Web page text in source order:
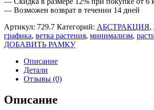
— Возможен возврат в течении 14 дней
Артикул: 729.7 Категорий: АБСТРАКЦИЯ,
графика, ветка растения, минимализм,
ДОБАВИТЬ РАМКУ
Описание
Детали
Отзывы (0)
Описание